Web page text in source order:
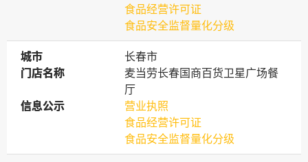
食品经营许可证
食品安全监督量化分级
城市
城市
长春市
门店名称
门店名称
麦当劳长春国商百货卫星广场餐
厅
信息公示
信息公示
营业执照
食品经营许可证
食品安全监督量化分级